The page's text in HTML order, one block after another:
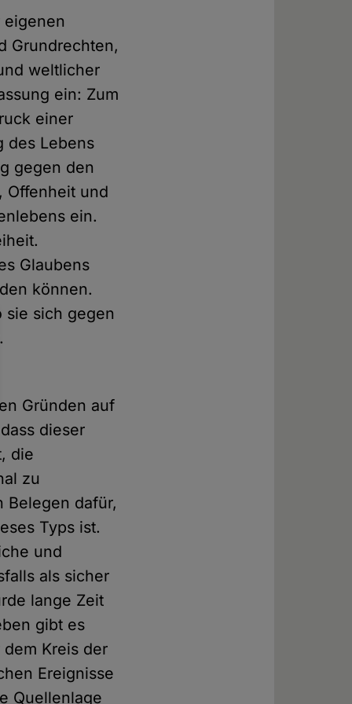
eigenen
Grundrechten,
weltlicher
ein: Zum
einer
des Lebens
gegen den
Offenheit und
ein.
Glaubens
können.
sie sich gegen
Gründen auf
dieser
die
zu
Belegen dafür,
Typs ist.
und
als sicher
lange Zeit
gibt es
Kreis der
Ereignisse
Quellenlage